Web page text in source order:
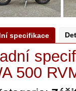
specifikace
500